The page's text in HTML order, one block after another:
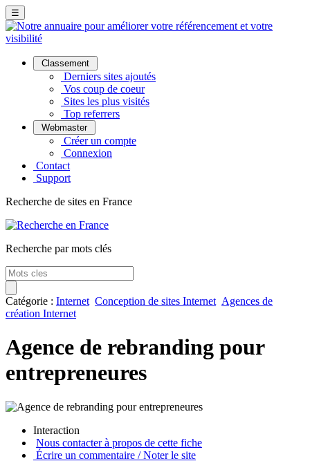
☰
Classement
Derniers sites ajoutés
Vos coup de coeur
Sites les plus visités
Top referrers
Webmaster
Créer un compte
Connexion
Contact
Support
Recherche de sites en France
Recherche par mots clés
Catégorie : Internet Conception de sites Internet Agences de
création Internet
Agence de rebranding pour
entrepreneures
Interaction
Nous contacter à propos de cette fiche
Écrire un commentaire / Noter le site